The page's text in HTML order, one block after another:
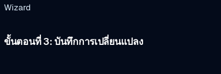
Wizard
ขั้นตอนที่ 3: บันทึกการเปลี่ยนแปลง